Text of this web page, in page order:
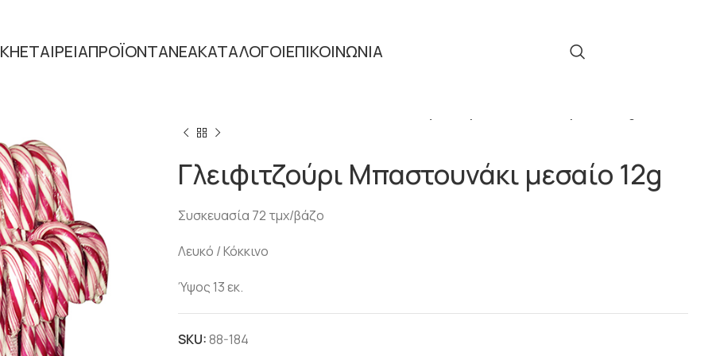
ΕΤΑΙΡΕΙΑΠΡΟΪΟΝΤΑΝΕΑΚΑΤΑΛΟΓΟΙΕΠΙΚΟΙΝΩΝΙΑ
Γλειφιτζούρι Μπαστουνάκι μεσαίο 12g
Συσκευασία 72 τμχ/βάζο
Λευκό / Κόκκινο
Ύψος 13 εκ.
SKU:88-184